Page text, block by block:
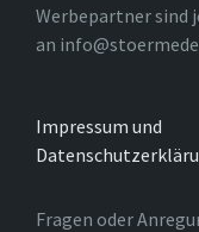
Werbepartner sind
an
Impressum und
Fragen oder